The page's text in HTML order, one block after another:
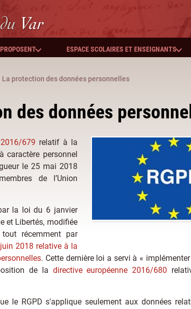
du Var
ESPACE SCOLAIRES ET ENSEIGNANTS
La protection des données personnelles
des données
679 relatif à la
caractère personnel
le 25 mai 2018
de l’Union
la loi du 6 janvier
et Libertés, modifiée
récemment par
2018 relative à la
. Cette dernière loi a servi à «
de la directive européenne 2016/680
le RGPD s'applique seulement aux données